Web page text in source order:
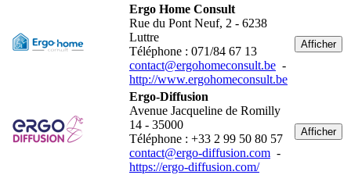
Ergo Home Consult
Rue du Pont Neuf, 2 - 6238
Luttre
Téléphone : 071/84 67 13
contact@ergohomeconsult.be -
http://www.ergohomeconsult.be
Afficher
Ergo-Diffusion
Avenue Jacqueline de Romilly
14 - 35000
Téléphone : +33 2 99 50 80 57
contact@ergo-diffusion.com -
https://ergo-diffusion.com/
Afficher